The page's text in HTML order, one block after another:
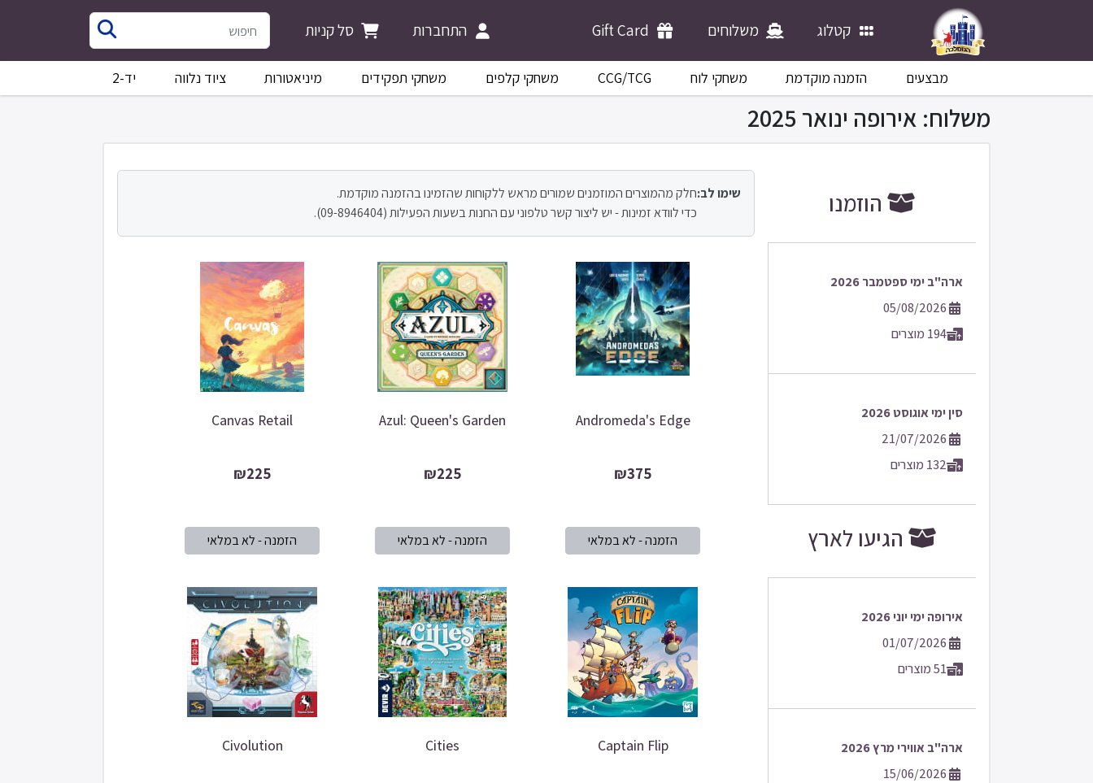
קטלוג משלוחים Gift Card התחברות סל קניות
מבצעים הזמנה מוקדמת משחקי לוח CCG/TCG משחקי קלפים משחקי תפקידים מיניאטורות ציוד נלווה יד-2
משלוח: אירופה ינואר 2025
הוזמנו
ארה"ב ימי ספטמבר 2026
05/08/2026
194 מוצרים
סין ימי אוגוסט 2026
21/07/2026
132 מוצרים
הגיעו לארץ
אירופה ימי יוני 2026
01/07/2026
51 מוצרים
ארה"ב אווירי מרץ 2026
15/06/2026
שימו לב:חלק מהמוצרים המוזמנים שמורים מראש ללקוחות שהזמינו בהזמנה מוקדמת.
כדי לוודא זמינות - יש ליצור קשר טלפוני עם החנות בשעות הפעילות (09-8946404).
Andromeda's Edge
₪375
Azul: Queen's Garden
₪225
Canvas Retail
₪225
Captain Flip
Cities
Civolution